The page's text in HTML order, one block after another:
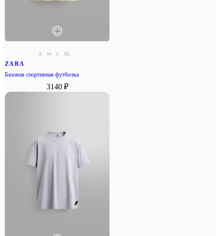
S M L XL
ZARA
Базовая спортивная футболка
3140 ₽